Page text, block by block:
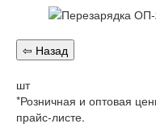
Статьи
Публичная оферта
Сертификаты
Контакты
шт
*Розничная и оптовая
прайс-листе.